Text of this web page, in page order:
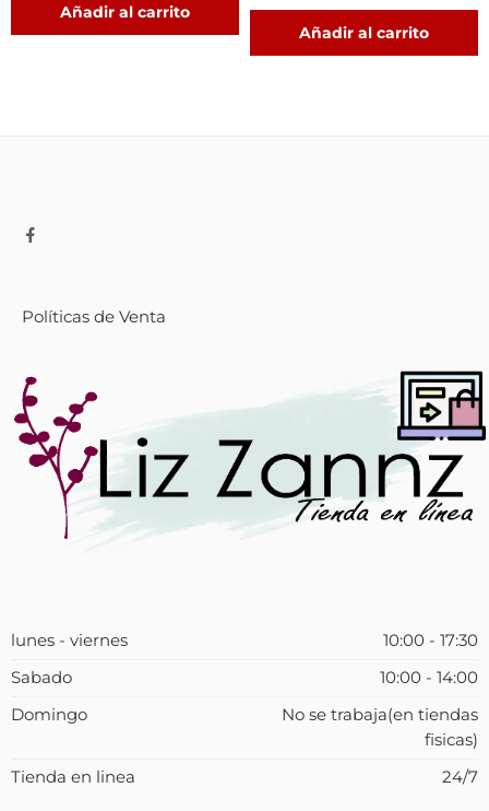
Añadir al carrito
Añadir al carrito
Políticas de Venta
lunes - viernes
10:00 - 17:30
Sabado
10:00 - 14:00
Domingo
No se trabaja(en tiendas
fisicas)
Tienda en linea
24/7